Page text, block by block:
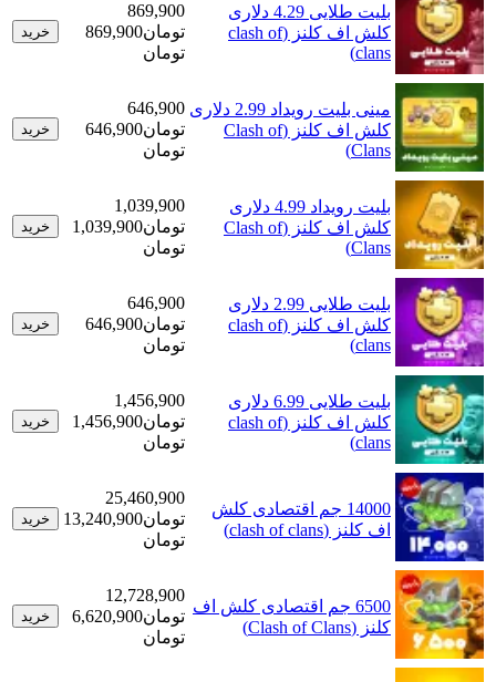
بلیت طلایی 4.29 دلاری
کلش اف کلنز (clash of
clans)
869,900
تومان
869,900
خرید
مینی بلیت رویداد 2.99 دلاری
کلش اف کلنز (Clash of
Clans)
646,900
تومان
646,900
خرید
بلیت رویداد 4.99 دلاری
کلش اف کلنز (Clash of
Clans)
1,039,900
تومان
1,039,900
خرید
بلیت طلایی 2.99 دلاری
کلش اف کلنز (clash of
clans)
646,900
تومان
646,900
خرید
بلیت طلایی 6.99 دلاری
کلش اف کلنز (clash of
clans)
1,456,900
تومان
1,456,900
خرید
14000 جم اقتصادی کلش
اف کلنز (clash of clans)
25,460,900
تومان
13,240,900
تومان
خرید
6500 جم اقتصادی کلش اف
کلنز (Clash of Clans)
12,728,900
تومان6,620,900
تومان
خرید